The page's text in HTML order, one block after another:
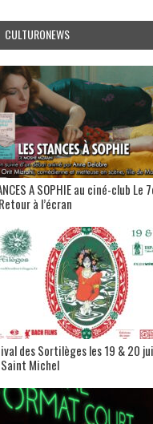
CULTURONEWS
A SOPHIE au ciné-club Le
à l’écran
des Sortilèges les 19 & 20
Saint Michel